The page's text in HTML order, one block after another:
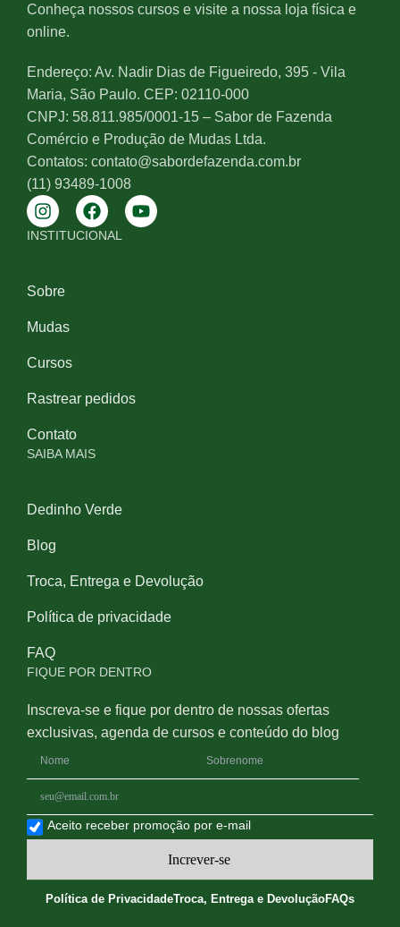
Conheça nossos cursos e visite a nossa loja física e
online.
Endereço: Av. Nadir Dias de Figueiredo, 395 - Vila
Maria, São Paulo. CEP: 02110-000
CNPJ: 58.811.985/0001-15 – Sabor de Fazenda
Comércio e Produção de Mudas Ltda.
Contatos: contato@sabordefazenda.com.br
(11) 93489-1008
INSTITUCIONAL
Sobre
Mudas
Cursos
Rastrear pedidos
Contato
SAIBA MAIS
Dedinho Verde
Blog
Troca, Entrega e Devolução
Política de privacidade
FAQ
FIQUE POR DENTRO
Inscreva-se e fique por dentro de nossas ofertas
exclusivas, agenda de cursos e conteúdo do blog
Aceito receber promoção por e-mail
Increver-se
Política de PrivacidadeTroca, Entrega e DevoluçãoFAQs